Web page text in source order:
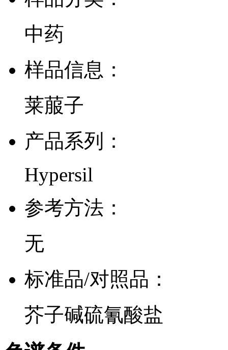
中药
样品信息：
莱菔子
产品系列：
Hypersil
参考方法：
无
标准品/对照品：
芥子碱硫氰酸盐